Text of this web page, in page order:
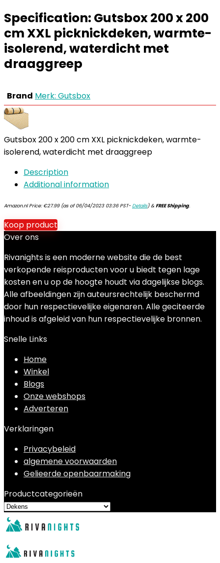
Specification: Gutsbox 200 x 200
cm XXL picknickdeken, warmte-
isolerend, waterdicht met
draaggreep
Brand Merk: Gutsbox
Gutsbox 200 x 200 cm XXL picknickdeken, warmte-
isolerend, waterdicht met draaggreep
Description
Additional information
Amazon.nl Price: €27.99(as of 06/04/2023 03:36 PST-Details)&FREE Shipping.
Koop product
Over ons
Rivanights is een moderne website die de best
verkopende reisproducten voor u biedt tegen lage
kosten en u op de hoogte houdt via dagelijkse blogs.
Alle afbeeldingen zijn auteursrechtelijk beschermd
door hun respectievelijke eigenaren. Alle geciteerde
inhoud is afgeleid van hun respectievelijke bronnen.
Snelle Links
Home
Winkel
Blogs
Onze webshops
Adverteren
Verklaringen
Privacybeleid
algemene voorwaarden
Gelieerde openbaarmaking
Productcategorieën